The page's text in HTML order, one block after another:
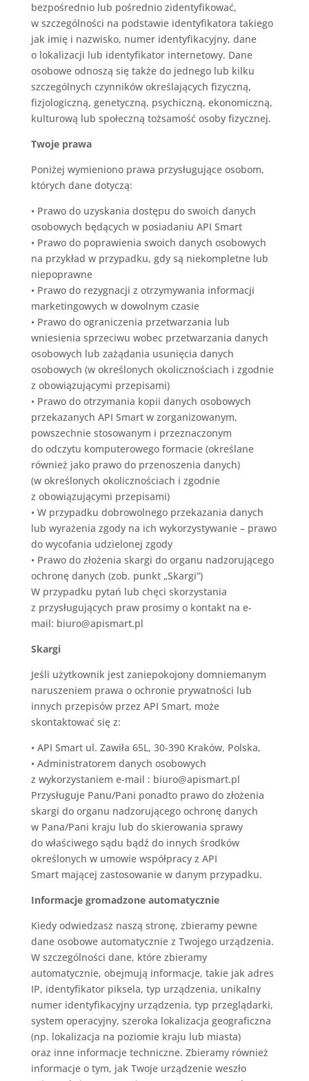
bezpośrednio lub pośrednio zidentyfikować,
w szczególności na podstawie identyfikatora takiego
jak imię i nazwisko, numer identyfikacyjny, dane
o lokalizacji lub identyfikator internetowy. Dane
osobowe odnoszą się także do jednego lub kilku
szczególnych czynników określających fizyczną,
fizjologiczną, genetyczną, psychiczną, ekonomiczną,
kulturową lub społeczną tożsamość osoby fizycznej.
Twoje prawa
Poniżej wymieniono prawa przysługujące osobom,
których dane dotyczą:
• Prawo do uzyskania dostępu do swoich danych
osobowych będących w posiadaniu API Smart
• Prawo do poprawienia swoich danych osobowych
na przykład w przypadku, gdy są niekompletne lub
niepoprawne
• Prawo do rezygnacji z otrzymywania informacji
marketingowych w dowolnym czasie
• Prawo do ograniczenia przetwarzania lub
wniesienia sprzeciwu wobec przetwarzania danych
osobowych lub zażądania usunięcia danych
osobowych (w określonych okolicznościach i zgodnie
z obowiązującymi przepisami)
• Prawo do otrzymania kopii danych osobowych
przekazanych API Smart w zorganizowanym,
powszechnie stosowanym i przeznaczonym
do odczytu komputerowego formacie (określane
również jako prawo do przenoszenia danych)
(w określonych okolicznościach i zgodnie
z obowiązującymi przepisami)
• W przypadku dobrowolnego przekazania danych
lub wyrażenia zgody na ich wykorzystywanie – prawo
do wycofania udzielonej zgody
• Prawo do złożenia skargi do organu nadzorującego
ochronę danych (zob. punkt „Skargi”)
W przypadku pytań lub chęci skorzystania
z przysługujących praw prosimy o kontakt na e-
mail: biuro@apismart.pl
Skargi
Jeśli użytkownik jest zaniepokojony domniemanym
naruszeniem prawa o ochronie prywatności lub
innych przepisów przez API Smart, może
skontaktować się z:
• API Smartul. Zawiła 65L, 30-390 Kraków, Polska,
• Administratorem danych osobowych
z wykorzystaniem e-mail : biuro@apismart.pl
Przysługuje Panu/Pani ponadto prawo do złożenia
skargi do organu nadzorującego ochronę danych
w Pana/Pani kraju lub do skierowania sprawy
do właściwego sądu bądź do innych środków
określonych w umowie współpracy z API
Smart mającej zastosowanie w danym przypadku.
Informacje gromadzone automatycznie
Kiedy odwiedzasz naszą stronę, zbieramy pewne
dane osobowe automatycznie z Twojego urządzenia.
W szczególności dane, które zbieramy
automatycznie, obejmują informacje, takie jak adres
IP, identyfikator piksela, typ urządzenia, unikalny
numer identyfikacyjny urządzenia, typ przeglądarki,
system operacyjny, szeroka lokalizacja geograficzna
(np. lokalizacja na poziomie kraju lub miasta)
oraz inne informacje techniczne. Zbieramy również
informacje o tym, jak Twoje urządzenie weszło